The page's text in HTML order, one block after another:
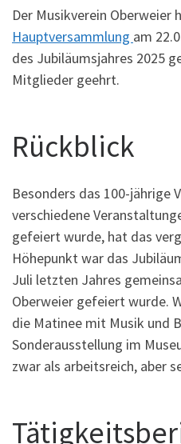
Der Musikverein Oberweier
Hauptversammlung am
des Jubiläumsjahres 2025
Mitglieder geehrt.
Rückblick
Besonders das 100-jährige
verschiedene
gefeiert wurde, hat das
Höhepunkt war das
Juli letzten Jahres
Oberweier gefeiert wurde.
die Matinee mit Musik und
Sonderausstellung im
zwar als arbeitsreich, aber